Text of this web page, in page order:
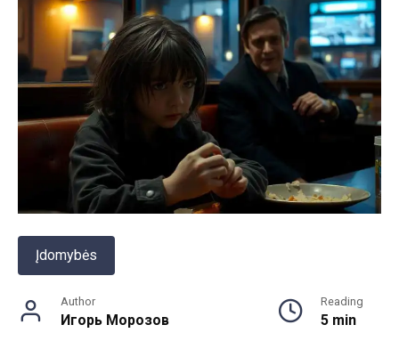
Įdomybės
Author
Игорь Морозов
Reading
5 min